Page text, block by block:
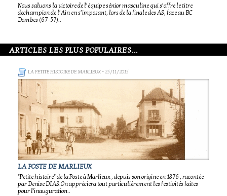
Nous saluons la victoire de l’équipe sénior masculine qui s’offre le titre
dechampion de l’Ain en s’imposant, lors de la finale des AS, face au BC
Dombes (67-57)..
ARTICLES LES PLUS POPULAIRES...
LA PETITE HISTOIRE DE MARLIEUX- 25/11/2015
LA POSTE DE MARLIEUX
"Petite histoire" de la Poste à Marlieux , depuis son origine en 1876 , racontée
par Denise DIAS.On appréciera tout particulièrement les festivités faites
pour l'inauguration..